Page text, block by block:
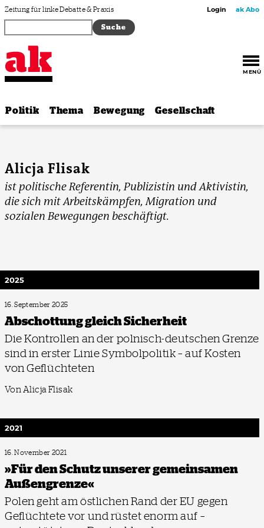
Zum Inhalt springen
Zeitung für linke Debatte & Praxis Login ak Abo
MENÜ
Politik Thema Bewegung Gesellschaft
Alicja Flisak
ist politische Referentin, Publizistin und Aktivistin,
die sich mit Arbeitskämpfen, Migration und
sozialen Bewegungen beschäftigt.
2025
16. September 2025
Abschottung gleich Sicherheit
Die Kontrollen an der polnisch-deutschen Grenze
sind in erster Linie Symbolpolitik – auf Kosten
von Geflüchteten
Von Alicja Flisak
2021
16. November 2021
»Für den Schutz unserer gemeinsamen
Außengrenze«
Polen geht am östlichen Rand der EU gegen
Geflüchtete vor und rüstet enorm auf –